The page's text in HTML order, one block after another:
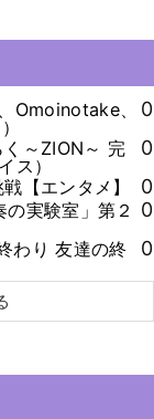
Omoinotake、
0
く～ZION～ 完
ス）
0
【エンタメ】
0
実験室」第２ 0
わり 友達の終
0